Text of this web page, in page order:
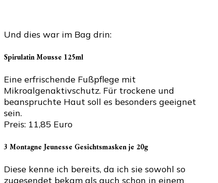
Und dies war im Bag drin:
Spirulatin Mousse 125ml
Eine erfrischende Fußpflege mit
Mikroalgenaktivschutz. Für trockene und
beanspruchte Haut soll es besonders geeignet
sein.
Preis: 11,85 Euro
3 Montagne Jeunesse Gesichtsmasken je 20g
Diese kenne ich bereits, da ich sie sowohl so
zugesendet bekam als auch schon in einem